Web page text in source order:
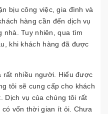
bịu công việc, gia đình và
hàng cần đến dịch vụ
nhà. Tuy nhiên, qua tìm
khi khách hàng đã được
rất nhiều người. Hiểu được
tôi sẽ cung cấp cho khách
Dịch vụ của chúng tôi rất
vốn thời gian ít ỏi. Chưa